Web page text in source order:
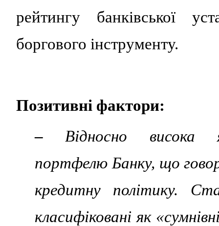
рейтингу банківської
боргового інструменту.
Позитивні фактори:
– Відносно висока
портфелю Банку, що
кредитну політику.
класифіковані як